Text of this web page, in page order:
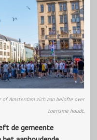
Amsterdam zich aan belofte over
toerisme houdt.
de gemeente